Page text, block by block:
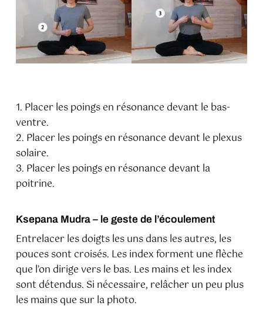
1. Placer les poings en résonance devant le bas-
ventre.
2. Placer les poings en résonance devant le plexus
solaire.
3. Placer les poings en résonance devant la
poitrine.
Ksepana Mudra – le geste de l’écoulement
Entrelacer les doigts les uns dans les autres, les
pouces sont croisés. Les index forment une flèche
que l’on dirige vers le bas. Les mains et les index
sont détendus. Si nécessaire, relâcher un peu plus
les mains que sur la photo.